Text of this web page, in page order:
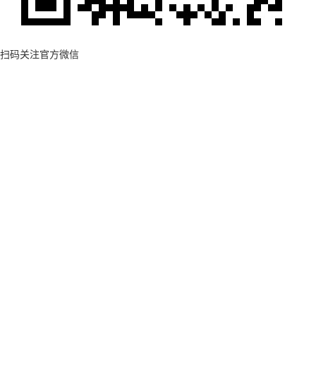
扫码关注官方微信